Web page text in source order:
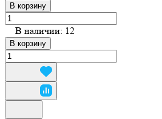
В корзину
В наличии: 12
В корзину